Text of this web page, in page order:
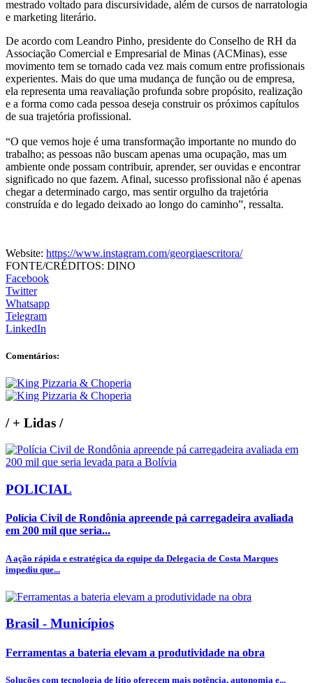
mestrado voltado para discursividade, além de cursos de narratologia
e marketing literário.
De acordo com Leandro Pinho, presidente do Conselho de RH da
Associação Comercial e Empresarial de Minas (ACMinas), esse
movimento tem se tornado cada vez mais comum entre profissionais
experientes. Mais do que uma mudança de função ou de empresa,
ela representa uma reavaliação profunda sobre propósito, realização
e a forma como cada pessoa deseja construir os próximos capítulos
de sua trajetória profissional.
“O que vemos hoje é uma transformação importante no mundo do
trabalho; as pessoas não buscam apenas uma ocupação, mas um
ambiente onde possam contribuir, aprender, ser ouvidas e encontrar
significado no que fazem. Afinal, sucesso profissional não é apenas
chegar a determinado cargo, mas sentir orgulho da trajetória
construída e do legado deixado ao longo do caminho”, ressalta.
Website: https://www.instagram.com/georgiaescritora/
FONTE/CRÉDITOS: DINO
Facebook
Twitter
Whatsapp
Telegram
LinkedIn
Comentários:
/+ Lidas /
POLICIAL
Polícia Civil de Rondônia apreende pá carregadeira avaliada
em 200 mil que seria...
A ação rápida e estratégica da equipe da Delegacia de Costa Marques
impediu que...
Brasil - Municípios
Ferramentas a bateria elevam a produtividade na obra
Soluções com tecnologia de lítio oferecem mais potência, autonomia e...